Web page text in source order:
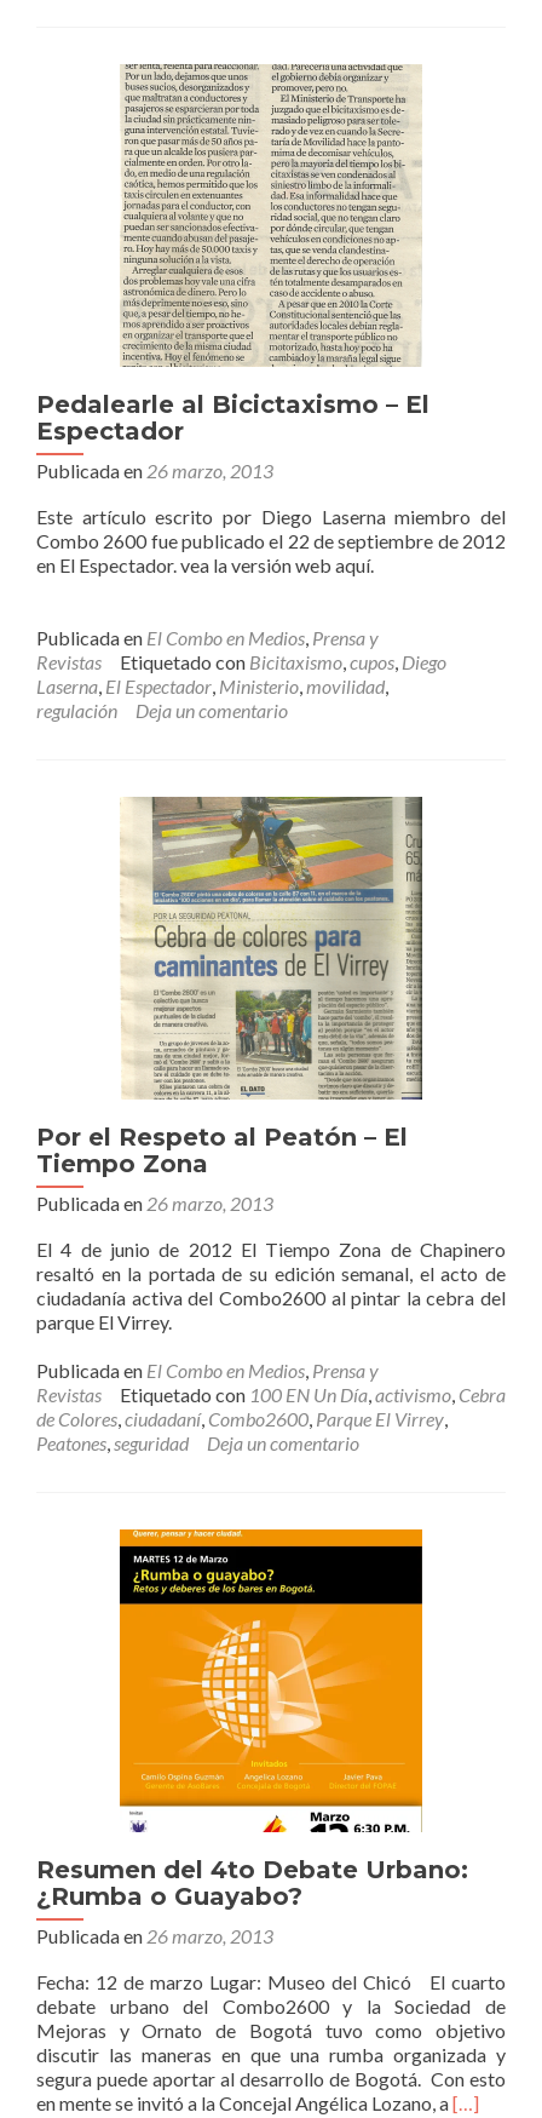
Pedalearle al Bicictaxismo – El
Espectador
Publicada en 26 marzo, 2013
Este artículo escrito por Diego Laserna miembro del
Combo 2600 fue publicado el 22 de septiembre de 2012
en El Espectador. vea la versión web aquí.
Publicada en El Combo en Medios, Prensa y
Revistas
Etiquetado con Bicitaxismo,cupos, Diego
Laserna, El Espectador, Ministerio,movilidad,
regulación
Deja un comentario
Por el Respeto al Peatón – El
Tiempo Zona
Publicada en 26 marzo, 2013
El 4 de junio de 2012 El Tiempo Zona de Chapinero
resaltó en la portada de su edición semanal, el acto de
ciudadanía activa del Combo2600 al pintar la cebra del
parque El Virrey.
Publicada en El Combo en Medios, Prensa y
Revistas
Etiquetado con 100 EN Un Día,activismo, Cebra
de Colores,ciudadaní, Combo2600, Parque El Virrey,
Peatones,seguridad Deja un comentario
Resumen del 4to Debate Urbano:
¿Rumba o Guayabo?
Publicada en 26 marzo, 2013
Fecha: 12 de marzo Lugar: Museo del Chicó El cuarto
debate urbano del Combo2600 y la Sociedad de
Mejoras y Ornato de Bogotá tuvo como objetivo
discutir las maneras en que una rumba organizada y
segura puede aportar al desarrollo de Bogotá. Con esto
en mente se invitó a la Concejal Angélica Lozano, aLeer
[…]